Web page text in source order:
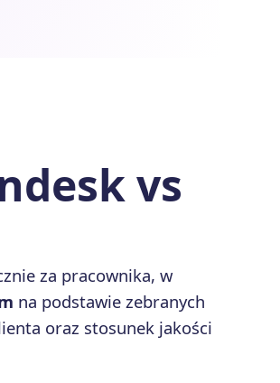
vs
za pracownika, w
na podstawie zebranych
oraz stosunek jakości